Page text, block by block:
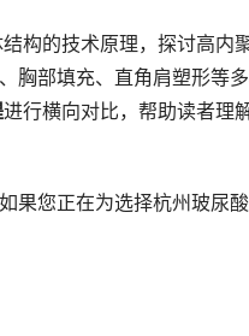
构的技术原理，探讨高内
胸部填充、直角肩塑形等
进行横向对比，帮助读者理
果您正在为选择杭州玻尿